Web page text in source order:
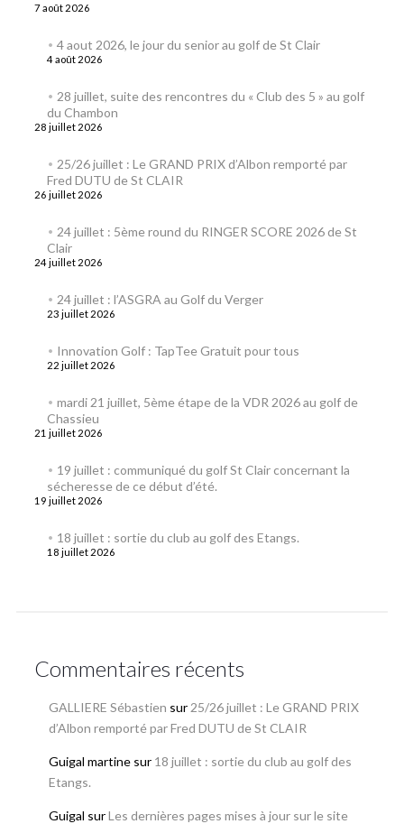
7 août 2026
4 aout 2026, le jour du senior au golf de St Clair
4 août 2026
28 juillet, suite des rencontres du « Club des 5 » au golf
du Chambon
28 juillet 2026
25/26 juillet : Le GRAND PRIX d’Albon remporté par
Fred DUTU de St CLAIR
26 juillet 2026
24 juillet : 5ème round du RINGER SCORE 2026 de St
Clair
24 juillet 2026
24 juillet : l’ASGRA au Golf du Verger
23 juillet 2026
Innovation Golf : TapTee Gratuit pour tous
22 juillet 2026
mardi 21 juillet, 5ème étape de la VDR 2026 au golf de
Chassieu
21 juillet 2026
19 juillet : communiqué du golf St Clair concernant la
sécheresse de ce début d’été.
19 juillet 2026
18 juillet : sortie du club au golf des Etangs.
18 juillet 2026
Commentaires récents
GALLIERE Sébastien sur 25/26 juillet : Le GRAND PRIX
d’Albon remporté par Fred DUTU de St CLAIR
Guigal martinesur 18 juillet : sortie du club au golf des
Etangs.
Guigal surLes dernières pages mises à jour sur le site